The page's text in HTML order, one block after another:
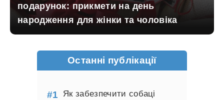
подарунок: прикмети на день
народження для жінки та чоловіка
Останні публікації
Як забезпечити собаці